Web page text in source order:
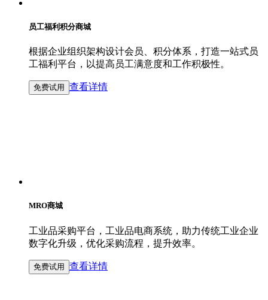
员工福利积分商城
根据企业组织架构设计会员、积分体系，打造一站式员
工福利平台，以提高员工满意度和工作积极性。
免费试用 查看详情
MRO商城
工业品采购平台，工业品电商系统，助力传统工业企业
数字化升级，优化采购流程，提升效率。
免费试用 查看详情